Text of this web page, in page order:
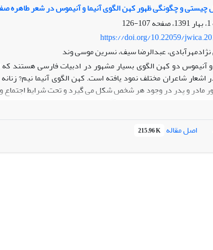
چیستی و چگونگی ظهور کهن الگوی آنیما و آنیموس در شعر طاهره
107-126
https://doi.org/10.22059/
عبدالرضا سیف، نسرین موسی وند
و آنیموس دو کهن الگوی بسیار مشهور در ادبیات فارسی هستند
شاعران مختلف نمود یافته است. کهن الگوی آنیما نیم?
مادر و پدر در وجود هر شخص شکل می گیرد و تحت شرایط اجتماع
خواهد شد. صفارزاده ناخودآگاه این تصویرها را در اشکال
برخی شرایط نمود منفی این کهن الگو نیز دریافت می شود
اصل مقاله 215.96 K